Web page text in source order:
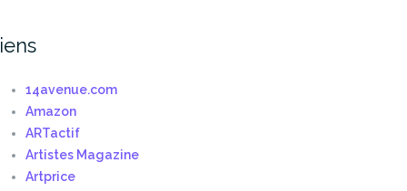
14avenue.com
Amazon
ARTactif
Artistes Magazine
Artprice